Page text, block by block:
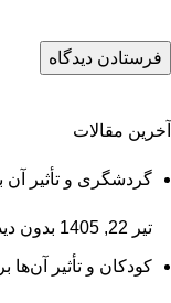
آخرین مقالات
گردشگری و تأثیر آن
تیر 22, 1405 بدون
کودکان و تأثیر آن‌ها